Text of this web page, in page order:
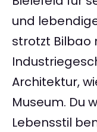
und
strotzt Bilbao
Architektur,
Museum. Du
Lebensstil